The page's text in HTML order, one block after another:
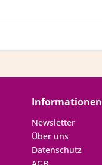
Informationen
Newsletter
Über uns
Datenschutz